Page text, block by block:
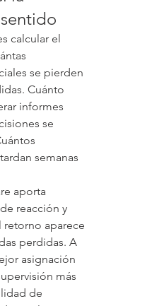
calcular el
se pierden
Cuánto
informes
se
semanas
aporta
reacción y
aparece
perdidas. A
asignación
más
de